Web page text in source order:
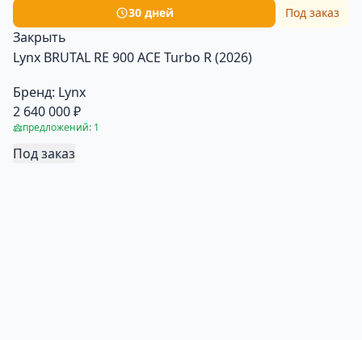
30 дней Под заказ
Закрыть
Lynx BRUTAL RE 900 ACE Turbo R (2026)
Бренд: Lynx
2 640 000 ₽
предложений: 1
Под заказ